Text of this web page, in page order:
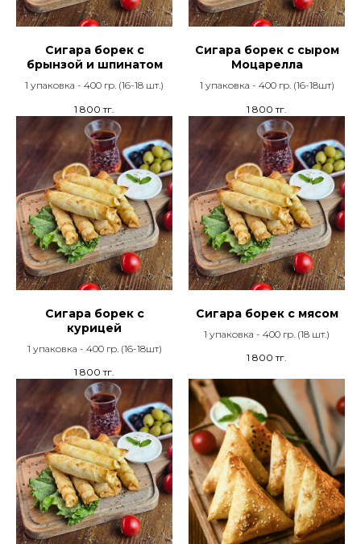
Сигара борек с
брынзой и шпинатом
1 упаковка - 400 гр. (16-18 шт.)
1 800 тг.
Сигара борек с сыром
Моцарелла
1 упаковка - 400 гр. (16-18шт)
1 800 тг.
Сигара борек с
курицей
1 упаковка - 400 гр. (16-18шт)
1 800 тг.
Сигара борек с мясом
1 упаковка - 400 гр. (18 шт.)
1 800 тг.